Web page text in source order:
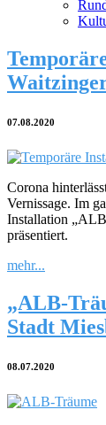
07.08.2020
Corona
Vernissage. Im
Installation
präsentiert.
mehr...
„ALB-
Stadt
08.07.2020